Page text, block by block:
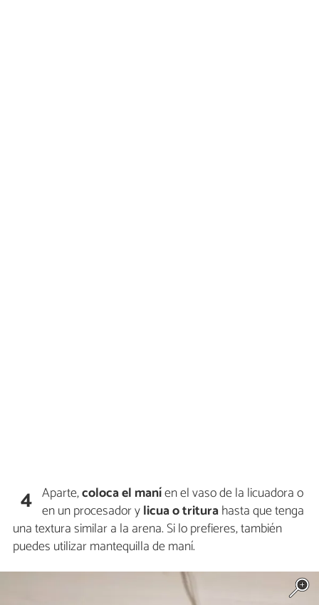
4 Aparte,coloca el maníen el vaso de la licuadora o
en un procesador ylicua otriturahasta que tenga
una textura similar a la arena. Si lo prefieres, también
puedes utilizar mantequilla de maní.